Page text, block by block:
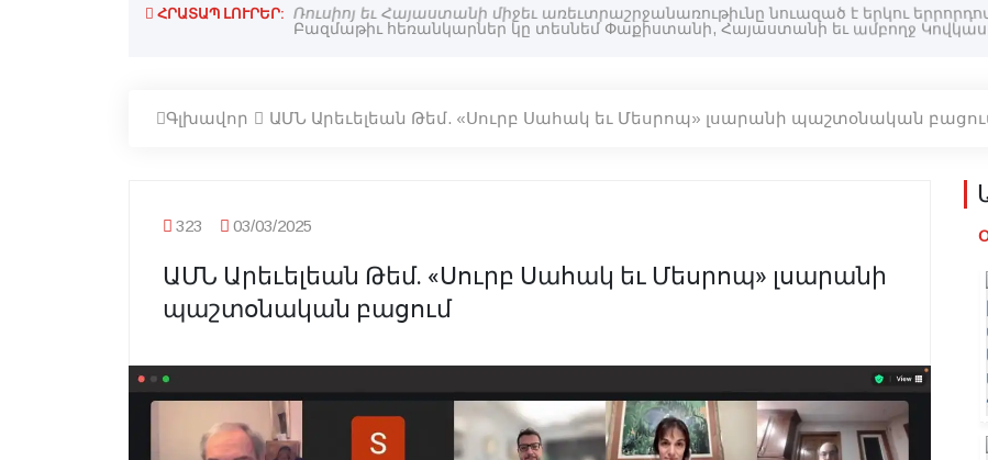
ՀՐԱՏԱՊ ԼՈՒՐԵՐ:
միջեւ. Թիրմիզի Ռուսիոյ եւ Հայաստանի միջեւ առեւտրաշրջանառութիւնը նուազած է երկու
Գլխավոր ԱՄՆ Արեւելեան Թեմ. «Սուրբ Սահակ եւ Մեսրոպ» լսարանի պաշտօնական
323 03/03/2025
ԱՄՆ Արեւելեան Թեմ. «Սուրբ Սահակ եւ Մեսրոպ» լսարանի
պաշտօնական բացում